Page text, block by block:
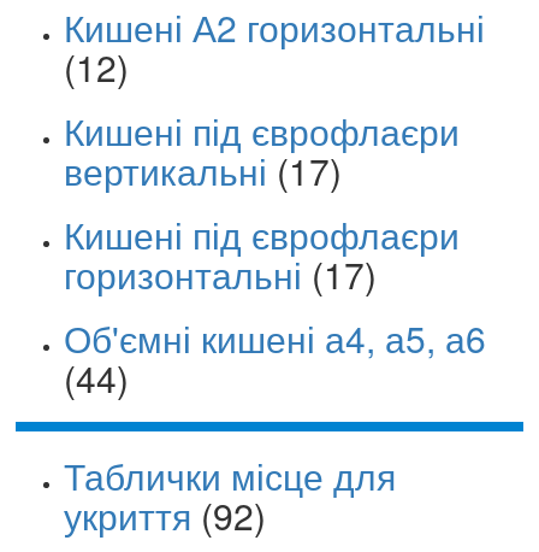
Кишені А2 горизонтальні
(12)
Кишені під єврофлаєри
вертикальні (17)
Кишені під єврофлаєри
горизонтальні (17)
Об'ємні кишені а4, а5, а6
(44)
Таблички місце для
укриття (92)